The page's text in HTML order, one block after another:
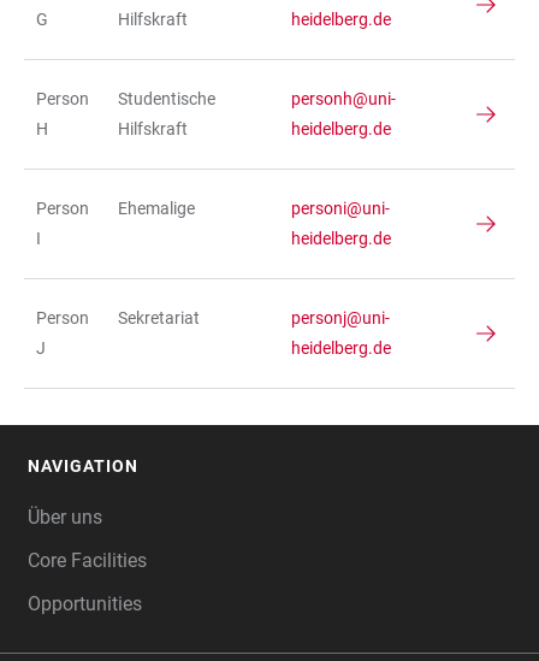
G
Hilfskraft
heidelberg.de
Person
H
Studentische
Hilfskraft
personh@uni-
heidelberg.de
Person
I
Ehemalige
personi@uni-
heidelberg.de
Person
J
Sekretariat
personj@uni-
heidelberg.de
NAVIGATION
Über uns
Core Facilities
Opportunities